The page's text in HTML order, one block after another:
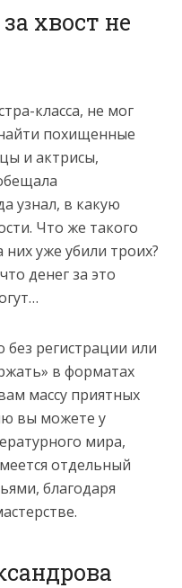
хвост не
класса, не мог
похищенные
и актрисы,
узнал, в какую
Что же такого
уже убили троих?
денег за это
регистрации или
в форматах
массу приятных
вы можете у
мира,
отдельный
благодаря